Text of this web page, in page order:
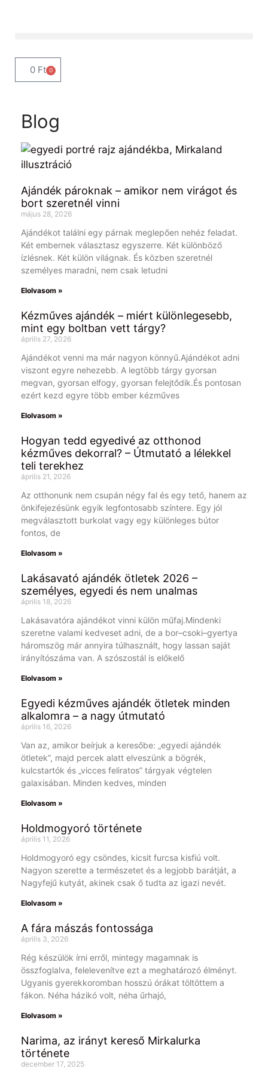
0 Ft 0
Blog
Ajándék pároknak – amikor nem virágot és
bort szeretnél vinni
május 28, 2026
Ajándékot találni egy párnak meglepően nehéz feladat.
Két embernek választasz egyszerre. Két különböző
ízlésnek. Két külön világnak. És közben szeretnél
személyes maradni, nem csak letudni
Elolvasom »
Kézműves ajándék – miért különlegesebb,
mint egy boltban vett tárgy?
április 27, 2026
Ajándékot venni ma már nagyon könnyű.Ajándékot adni
viszont egyre nehezebb. A legtöbb tárgy gyorsan
megvan, gyorsan elfogy, gyorsan felejtődik.És pontosan
ezért kezd egyre több ember kézműves
Elolvasom »
Hogyan tedd egyedivé az otthonod
kézműves dekorral? – Útmutató a lélekkel
teli terekhez
április 21, 2026
Az otthonunk nem csupán négy fal és egy tető, hanem az
önkifejezésünk egyik legfontosabb színtere. Egy jól
megválasztott burkolat vagy egy különleges bútor
fontos, de
Elolvasom »
Lakásavató ajándék ötletek 2026 –
személyes, egyedi és nem unalmas
április 18, 2026
Lakásavatóra ajándékot vinni külön műfaj.Mindenki
szeretne valami kedveset adni, de a bor–csoki–gyertya
háromszög már annyira túlhasznált, hogy lassan saját
irányítószáma van. A szószostál is előkelő
Elolvasom »
Egyedi kézműves ajándék ötletek minden
alkalomra – a nagy útmutató
április 16, 2026
Van az, amikor beírjuk a keresőbe: „egyedi ajándék
ötletek”, majd percek alatt elveszünk a bögrék,
kulcstartók és „vicces feliratos” tárgyak végtelen
galaxisában. Minden kedves, minden
Elolvasom »
Holdmogyoró története
április 11, 2026
Holdmogyoró egy csöndes, kicsit furcsa kisfiú volt.
Nagyon szerette a természetet és a legjobb barátját, a
Nagyfejű kutyát, akinek csak ő tudta az igazi nevét.
Elolvasom »
A fára mászás fontossága
április 3, 2026
Rég készülök írni erről, mintegy magamnak is
összfoglalva, felelevenítve ezt a meghatározó élményt.
Ugyanis gyerekkoromban hosszú órákat töltöttem a
fákon. Néha házikó volt, néha űrhajó,
Elolvasom »
Narima, az irányt kereső Mirkalurka
története
december 17, 2025